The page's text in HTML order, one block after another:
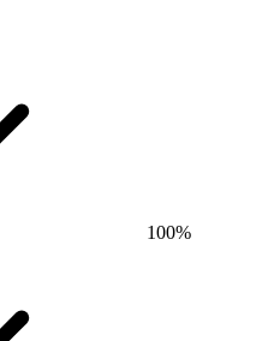
100%